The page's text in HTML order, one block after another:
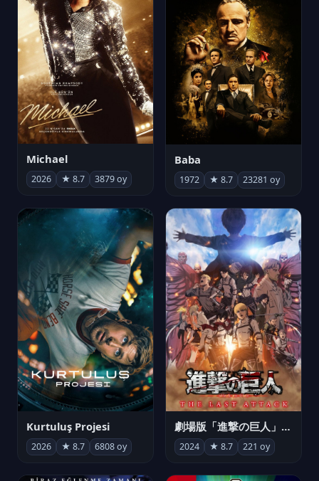
Michael
2026 ★ 8.7 3879 oy
Baba
1972 ★ 8.7 23281 oy
Kurtuluş Projesi
2026 ★ 8.7 6808 oy
劇場版「進撃の巨人」完結編 THE LAST ATTACK
2024 ★ 8.7 221 oy